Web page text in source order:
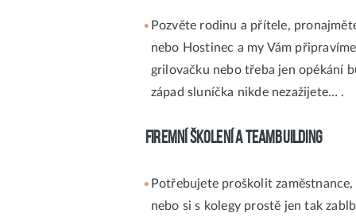
Pozvěte rodinu a přítele,
nebo Hostinec a my Vám
grilovačku nebo třeba jen opékání
západ sluníčka nikde nezažijete… .
FIREMNÍ ŠKOLENÍ a TEAMBUILDING
Potřebujete proškolit
nebo si s kolegy prostě jen tak